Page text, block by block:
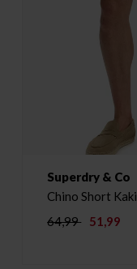
Superdry & Co
Chino Short Kaki
64,99
51,99